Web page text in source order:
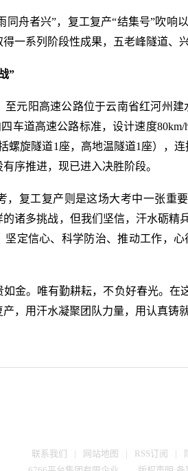
同舟者兴”，复工复产“结集号”吹响
一系列阶段性成果，五老峰隧道、
”
元阳高速公路位于云南省红河州建
车道高速公路标准，设计速度
螺旋隧道1座，高地温隧道1座），
序推进，现已进入决胜阶段。
复工复产则是这场大考中一张重
诸多挑战，但我们坚信，汗水砺精
坚定信心、科学防治、推动工作，
金。唯有勤耕耘，不负好春光。在
，用汗水凝聚团队力量，用认真铸
联系我们 | 网站地图 | RSS订阅 |